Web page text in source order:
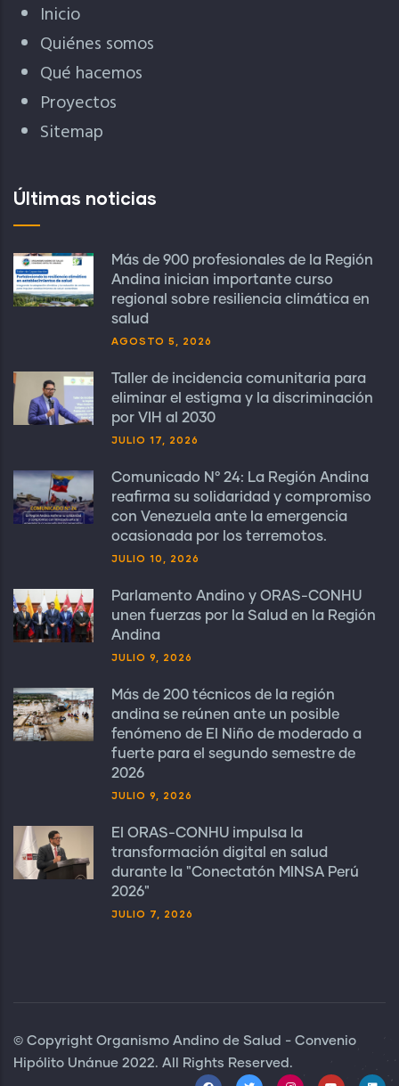
Inicio
Quiénes somos
Qué hacemos
Proyectos
Sitemap
Últimas noticias
Más de 900 profesionales de la Región
Andina inician importante curso
regional sobre resiliencia climática en
salud
AGOSTO 5, 2026
Taller de incidencia comunitaria para
eliminar el estigma y la discriminación
por VIH al 2030
JULIO 17, 2026
Comunicado N° 24: La Región Andina
reafirma su solidaridad y compromiso
con Venezuela ante la emergencia
ocasionada por los terremotos.
JULIO 10, 2026
Parlamento Andino y ORAS-CONHU
unen fuerzas por la Salud en la Región
Andina
JULIO 9, 2026
Más de 200 técnicos de la región
andina se reúnen ante un posible
fenómeno de El Niño de moderado a
fuerte para el segundo semestre de
2026
JULIO 9, 2026
El ORAS-CONHU impulsa la
transformación digital en salud
durante la "Conectatón MINSA Perú
2026"
JULIO 7, 2026
© Copyright Organismo Andino de Salud - Convenio
Hipólito Unánue 2022. All Rights Reserved.